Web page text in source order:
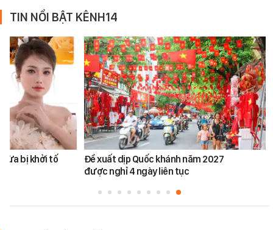
TIN NỔI BẬT KÊNH14
vừa bị khởi tố
Đề xuất dịp Quốc khánh năm 2027
được nghỉ 4 ngày liên tục